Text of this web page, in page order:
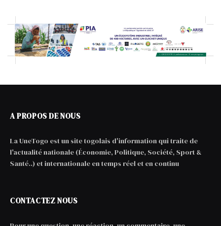
A PROPOS DE NOUS
La UneTogo est un site togolais d'information qui traite de
l'actualité nationale (Économie, Politique, Société, Sport &
Santé..) et internationale en temps réel et en continu
CONTACTEZ NOUS